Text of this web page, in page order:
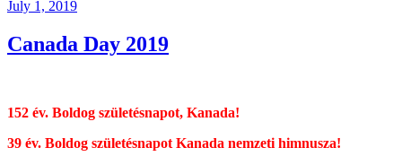
Posted
July 1, 2019
Canada Day 2019
152 év. Boldog születésnapot, Kanada!
39 év. Boldog születésnapot Kanada nemzeti himnusza!